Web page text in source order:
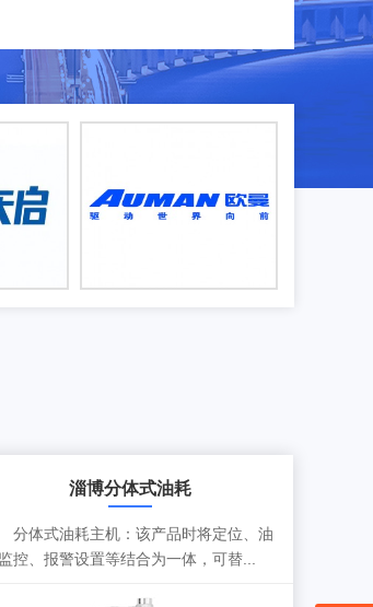
淄博分体式油耗
体式油耗主机：该产品时将定位、油
控、报警设置等结合为一体，可替...